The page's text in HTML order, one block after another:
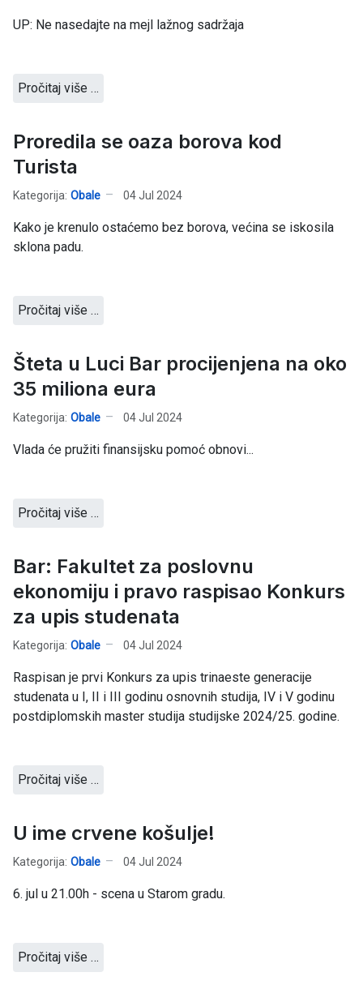
UP: Ne nasedajte na mejl lažnog sadržaja
Pročitaj više …
Proredila se oaza borova kod
Turista
Kategorija: Obale 04 Jul 2024
Kako je krenulo ostaćemo bez borova, većina se iskosila
sklona padu.
Pročitaj više …
Šteta u Luci Bar procijenjena na oko
35 miliona eura
Kategorija: Obale 04 Jul 2024
Vlada će pružiti finansijsku pomoć obnovi...
Pročitaj više …
Bar: Fakultet za poslovnu
ekonomiju i pravo raspisao Konkurs
za upis studenata
Kategorija: Obale 04 Jul 2024
Raspisan je prvi Konkurs za upis trinaeste generacije
studenata u I, II i III godinu osnovnih studija, IV i V godinu
postdiplomskih master studija studijske 2024/25. godine.
Pročitaj više …
U ime crvene košulje!
Kategorija: Obale 04 Jul 2024
6. jul u 21.00h - scena u Starom gradu.
Pročitaj više …